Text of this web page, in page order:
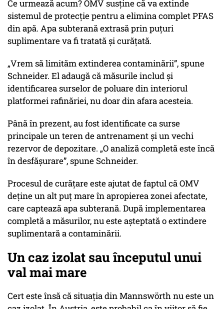
Ce urmează acum? OMV susține că va extinde
sistemul de protecție pentru a elimina complet PFAS
din apă. Apa subterană extrasă prin puțuri
suplimentare va fi tratată și curățată.
„Vrem să limităm extinderea contaminării”, spune
Schneider. El adaugă că măsurile includ și
identificarea surselor de poluare din interiorul
platformei rafinăriei, nu doar din afara acesteia.
Până în prezent, au fost identificate ca surse
principale un teren de antrenament și un vechi
rezervor de depozitare. „O analiză completă este încă
în desfășurare”, spune Schneider.
Procesul de curățare este ajutat de faptul că OMV
deține un alt puț mare în apropierea zonei afectate,
care captează apa subterană. După implementarea
completă a măsurilor, nu este așteptată o extindere
suplimentară a contaminării.
Un caz izolat sau începutul unui
val mai mare
Cert este însă că situația din Mannswörth nu este un